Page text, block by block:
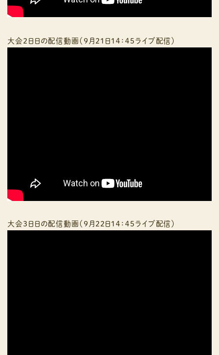
大会２日日の配信動画（９月２１日１４：４５ライブ配信）
大会３日日の配信動画（９月２２日１４：４５ライブ配信）